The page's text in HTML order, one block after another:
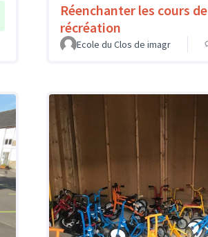
Réenchanter les cours de
récréation
Ecole du Clos de imagr